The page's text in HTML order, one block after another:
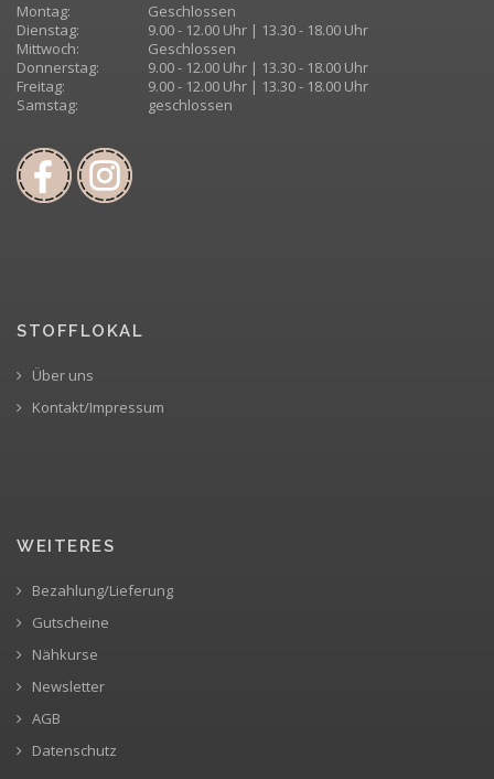
Montag:
Geschlossen
Dienstag:
9.00 - 12.00 Uhr | 13.30 - 18.00 Uhr
Mittwoch:
Geschlossen
Donnerstag:
9.00 - 12.00 Uhr | 13.30 - 18.00 Uhr
Freitag:
9.00 - 12.00 Uhr | 13.30 - 18.00 Uhr
Samstag:
geschlossen
STOFFLOKAL
Über uns
Kontakt/Impressum
WEITERES
Bezahlung/Lieferung
Gutscheine
Nähkurse
Newsletter
AGB
Datenschutz